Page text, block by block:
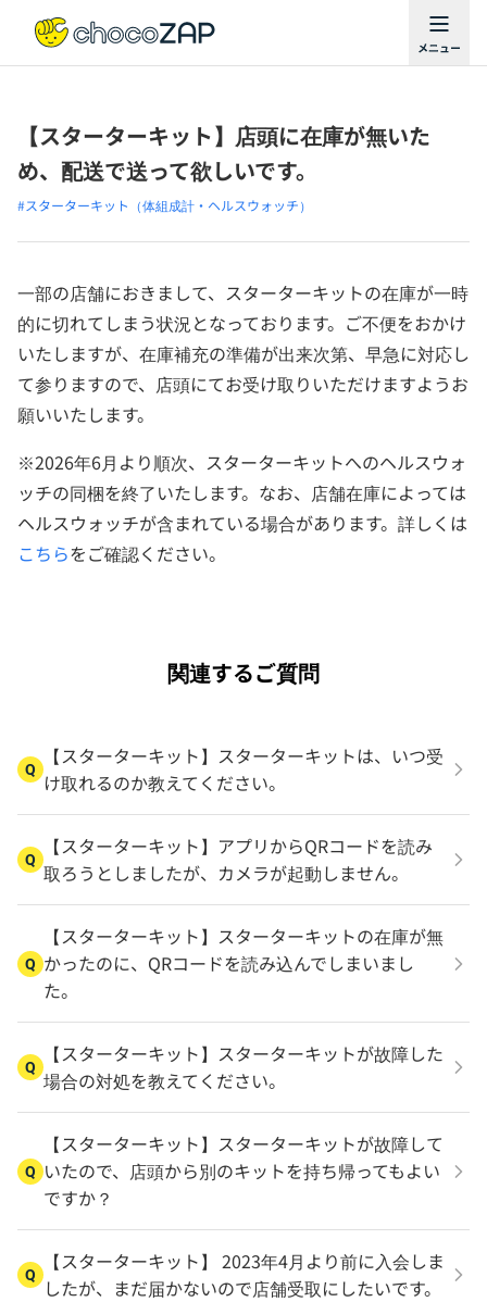
【スターターキット】店頭に在庫が無いた
め、配送で送って欲しいです。
#スターターキット（体組成計・ヘルスウォッチ）
一部の店舗におきまして、スターターキットの在庫が一時
的に切れてしまう状況となっております。ご不便をおかけ
いたしますが、在庫補充の準備が出来次第、早急に対応し
て参りますので、店頭にてお受け取りいただけますようお
願いいたします。
※2026年6月より順次、スターターキットへのヘルスウォ
ッチの同梱を終了いたします。なお、店舗在庫によっては
ヘルスウォッチが含まれている場合があります。詳しくは
こちらをご確認ください。
関連するご質問
Q
【スターターキット】スターターキットは、いつ受
け取れるのか教えてください。
Q
【スターターキット】アプリからQRコードを読み
取ろうとしましたが、カメラが起動しません。
Q
【スターターキット】スターターキットの在庫が無
かったのに、QRコードを読み込んでしまいまし
た。
Q
【スターターキット】スターターキットが故障した
場合の対処を教えてください。
Q
【スターターキット】スターターキットが故障して
いたので、店頭から別のキットを持ち帰ってもよい
ですか？
Q
【スターターキット】 2023年4月より前に入会しま
したが、まだ届かないので店舗受取にしたいです。